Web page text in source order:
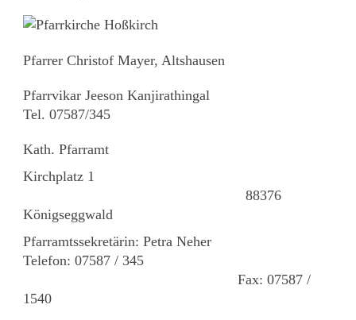
Pfarrer Christof Mayer, Altshausen
Pfarrvikar Jeeson Kanjirathingal
Tel. 07587/345
Kath. Pfarramt
Kirchplatz 1
88376
Königseggwald
Pfarramtssekretärin: Petra Neher
Telefon: 07587 / 345
Fax: 07587 /
1540